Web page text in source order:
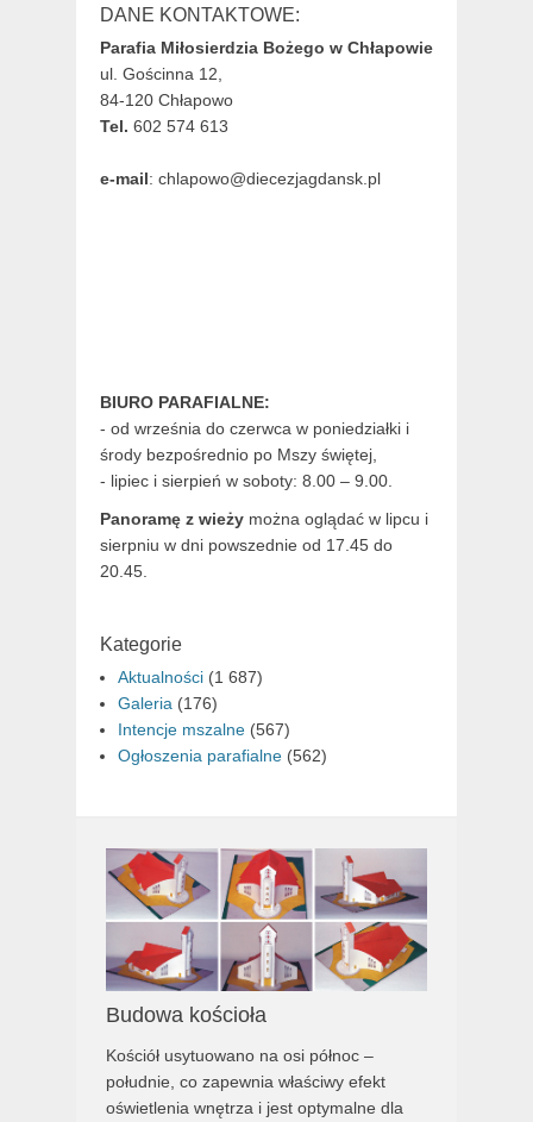
DANE KONTAKTOWE:
Parafia Miłosierdzia Bożego w Chłapowie
ul. Gościnna 12,
84-120 Chłapowo
Tel. 602 574 613
e-mail: chlapowo@diecezjagdansk.pl
BIURO PARAFIALNE:
- od września do czerwca w poniedziałki i
środy bezpośrednio po Mszy świętej,
- lipiec i sierpień w soboty: 8.00 – 9.00.
Panoramę z wieży można oglądać w lipcu i
sierpniu w dni powszednie od 17.45 do
20.45.
Kategorie
Aktualności (1 687)
Galeria (176)
Intencje mszalne (567)
Ogłoszenia parafialne (562)
Budowa kościoła
Kościół usytuowano na osi północ –
południe, co zapewnia właściwy efekt
oświetlenia wnętrza i jest optymalne dla